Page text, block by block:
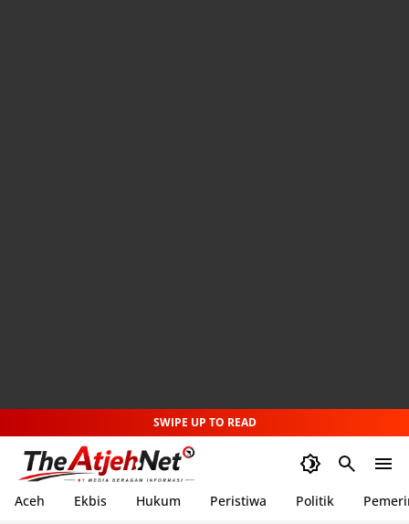
SWIPE UP TO READ
Aceh Ekbis Hukum Peristiwa Politik